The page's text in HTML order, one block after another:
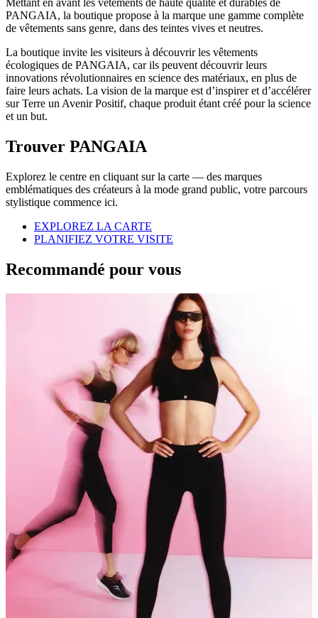
Mettant en avant les vêtements de haute qualité et durables de
PANGAIA, la boutique propose à la marque une gamme complète
de vêtements sans genre, dans des teintes vives et neutres.
La boutique invite les visiteurs à découvrir les vêtements
écologiques de PANGAIA, car ils peuvent découvrir leurs
innovations révolutionnaires en science des matériaux, en plus de
faire leurs achats. La vision de la marque est d’inspirer et d’accélérer
sur Terre un Avenir Positif, chaque produit étant créé pour la science
et un but.
Trouver PANGAIA
Explorez le centre en cliquant sur la carte — des marques
emblématiques des créateurs à la mode grand public, votre parcours
stylistique commence ici.
EXPLOREZ LA CARTE
PLANIFIEZ VOTRE VISITE
Recommandé pour vous